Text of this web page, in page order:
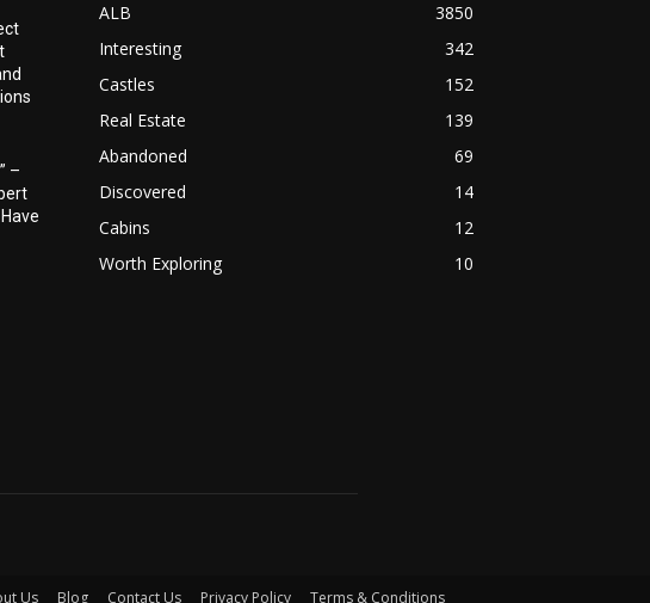
–
ALB
3850
Interesting
342
Castles
152
Real Estate
139
Abandoned
69
Discovered
14
Cabins
12
Worth Exploring
10
Us Blog Contact Us Privacy Policy Terms & Conditions